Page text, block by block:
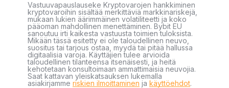
Vastuuvapauslauseke Kryptovarojen hankkiminen
kryptovaroihin sisältää merkittäviä markkinariskejä,
mukaan lukien äärimmäinen volatiliteetti ja koko
pääoman mahdollinen menettäminen. Bybit EU
sanoutuu irti kaikesta vastuusta toimien tuloksista.
Mikään tässä esitetty ei ole taloudellinen neuvo,
suositus tai tarjous ostaa, myydä tai pitää hallussa
digitaalisia varoja. Käyttäjien tulee arvioida
taloudellinen tilanteensa itsenäisesti, ja heitä
kehotetaan konsultoimaan ammattimaisia neuvojia.
Saat kattavan yleiskatsauksen lukemalla
asiakirjamme riskien ilmoittaminen ja käyttöehdot.